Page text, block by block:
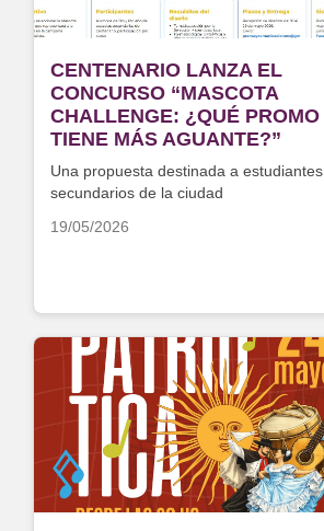
CENTENARIO LANZA EL
CONCURSO “MASCOTA
CHALLENGE: ¿QUÉ PROMO
TIENE MÁS AGUANTE?”
Una propuesta destinada a estudiantes
secundarios de la ciudad
19/05/2026